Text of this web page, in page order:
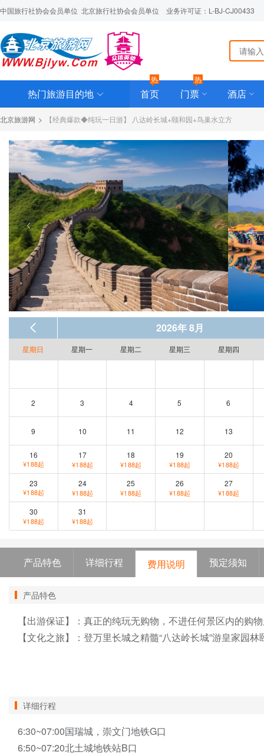
中国旅行社协会会员单位  北京旅行社协会会员单位    业务许可证：L-BJ-CJ00433
热门旅游目的地 首页
热
门票
热
酒店
北京旅游网 > 【经典爆款◆纯玩一日游】 八达岭长城+颐和园+鸟巢水立方
2026年 8月
星期日 星期一 星期二 星期三 星期四
2 3 4 5 6
9 10 11 12 13
16
¥188起
17
¥188起
18
¥188起
19
¥188起
20
¥188起
23
¥188起
24
¥188起
25
¥188起
26
¥188起
27
¥188起
30
¥188起
31
¥188起
产品特色 详细行程 费用说明 预定须知
产品特色
【出游保证】：真正的纯玩无购物，不进任何景区内的购
【文化之旅】：登万里长城之精髓“八达岭长城”游皇家园
详细行程
6:30~07:00国瑞城，崇文门地铁G口
6:50~07:20北土城地铁站B口